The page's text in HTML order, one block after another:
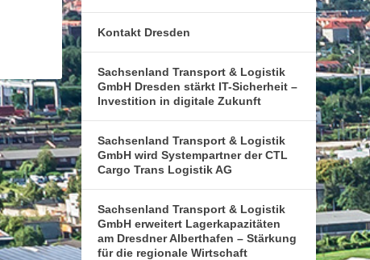
Kontakt Dresden
Sachsenland Transport & Logistik
GmbH Dresden stärkt IT-Sicherheit –
Investition in digitale Zukunft
Sachsenland Transport & Logistik
GmbH wird Systempartner der CTL
Cargo Trans Logistik AG
Sachsenland Transport & Logistik
GmbH erweitert Lagerkapazitäten
am Dresdner Alberthafen – Stärkung
für die regionale Wirtschaft